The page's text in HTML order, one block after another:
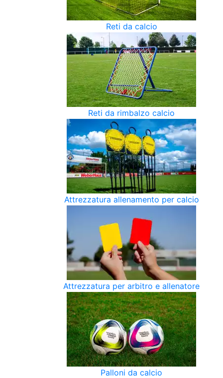
Reti da calcio
Reti da rimbalzo calcio
Attrezzatura allenamento per calcio
Attrezzatura per arbitro e allenatore
Palloni da calcio